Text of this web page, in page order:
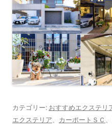
カテゴリー: おすすめエクステリ
エクステリア、 カーポートＳＣ 、